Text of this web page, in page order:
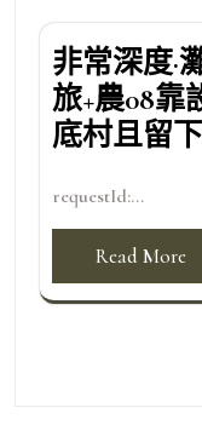
非常深度·
旅+農08靠
底村且留下
requestId:...
Read More